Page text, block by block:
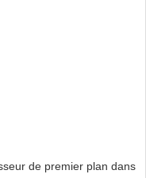
de premier plan dans